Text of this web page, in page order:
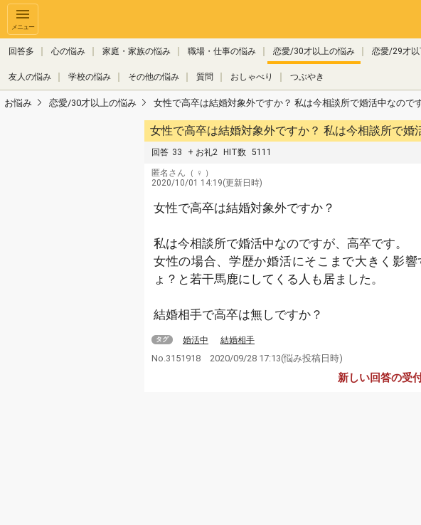
メニュー
回答多 心の悩み 家庭・家族の悩み 職場・仕事の悩み 恋愛/30才以上の悩み 恋愛/29才
友人の悩み 学校の悩み その他の悩み 質問 おしゃべり つぶやき
お悩み 恋愛/30才以上の悩み 女性で高卒は結婚対象外ですか？ 私は今相談所で婚活中なので
女性で高卒は結婚対象外です
回答 33 + お礼2 HIT数 5111
匿名さん （ ♀ ）
2020/10/01 14:19(更新日時)
女性で高卒は結婚対象外ですか？
私は今相談所で婚活中なのですが、高卒です。
女性の場合、学歴か婚活にそこまで大きく影
ょ？と若干馬鹿にしてくる人も居ました。
結婚相手で高卒は無しですか？
タグ 婚活中 結婚相手
No.3151918 2020/09/28 17:13(悩み投稿日時)
新しい回答の受